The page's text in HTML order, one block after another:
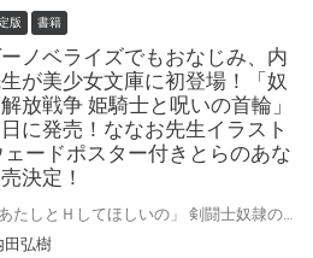
版 書籍
ノベライズでもおなじみ、内
が美少女文庫に初登場！「奴
放戦争 姫騎士と呪いの首輪」
に発売！ななお先生イラスト
ードポスター付きとらのあな
決定！
田弘樹